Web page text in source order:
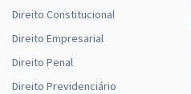
Direito Constitucional
Direito Empresarial
Direito Penal
Direito Previdenciário